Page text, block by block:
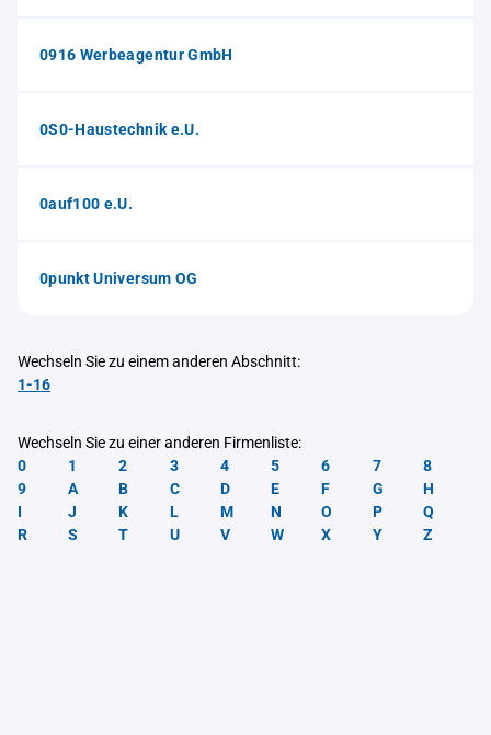
Wechseln Sie zu einem anderen Abschnitt:
1-16
Wechseln Sie zu einer anderen Firmenliste:
0
1 2 3 4 5 6 7
8
9
A B C D E F G
H
I
J K L M N O P
Q
R
S T U V W X Y Z
0916 Werbeagentur GmbH
0S0-Haustechnik e.U.
0auf100 e.U.
0punkt Universum OG